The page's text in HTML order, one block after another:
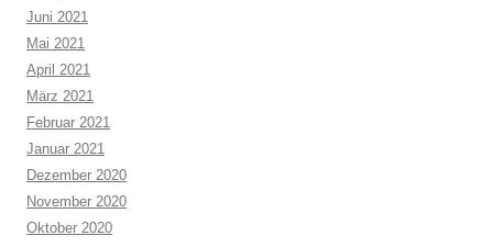
Juni 2021
Mai 2021
April 2021
März 2021
Februar 2021
Januar 2021
Dezember 2020
November 2020
Oktober 2020